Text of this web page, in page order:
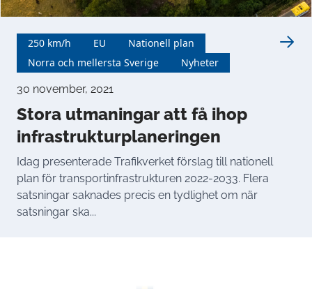
250 km/h EU
Nationell plan
Norra och mellersta Sverige
Nyheter
30 november, 2021
Stora utmaningar att få ihop
infrastrukturplaneringen
Idag presenterade Trafikverket förslag till nationell
plan för transportinfrastrukturen 2022-2033. Flera
satsningar saknades precis en tydlighet om när
satsningar ska...